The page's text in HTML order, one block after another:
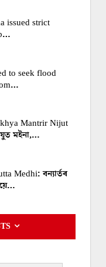
issued strict
to seek flood
Mantrir Nijut
মইনা,…
Medhi: বন্যাৰ্তৰ